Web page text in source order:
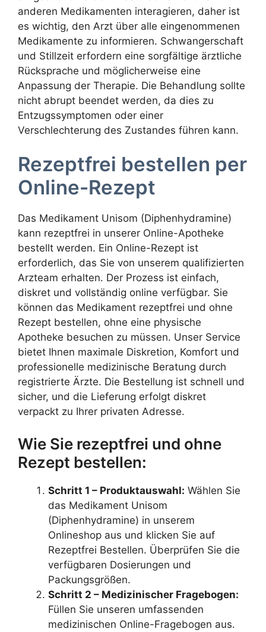
anderen Medikamenten interagieren, daher ist
es wichtig, den Arzt über alle eingenommenen
Medikamente zu informieren. Schwangerschaft
und Stillzeit erfordern eine sorgfältige ärztliche
Rücksprache und möglicherweise eine
Anpassung der Therapie. Die Behandlung sollte
nicht abrupt beendet werden, da dies zu
Entzugssymptomen oder einer
Verschlechterung des Zustandes führen kann.
Rezeptfrei bestellen per
Online-Rezept
Das Medikament Unisom (Diphenhydramine)
kann rezeptfrei in unserer Online-Apotheke
bestellt werden. Ein Online-Rezept ist
erforderlich, das Sie von unserem qualifizierten
Arzteam erhalten. Der Prozess ist einfach,
diskret und vollständig online verfügbar. Sie
können das Medikament rezeptfrei und ohne
Rezept bestellen, ohne eine physische
Apotheke besuchen zu müssen. Unser Service
bietet Ihnen maximale Diskretion, Komfort und
professionelle medizinische Beratung durch
registrierte Ärzte. Die Bestellung ist schnell und
sicher, und die Lieferung erfolgt diskret
verpackt zu Ihrer privaten Adresse.
Wie Sie rezeptfrei und ohne
Rezept bestellen:
Schritt 1 – Produktauswahl: Wählen Sie
das Medikament Unisom
(Diphenhydramine) in unserem
Onlineshop aus und klicken Sie auf
Rezeptfrei Bestellen. Überprüfen Sie die
verfügbaren Dosierungen und
Packungsgrößen.
Schritt 2 – Medizinischer Fragebogen:
Füllen Sie unseren umfassenden
medizinischen Online-Fragebogen aus.